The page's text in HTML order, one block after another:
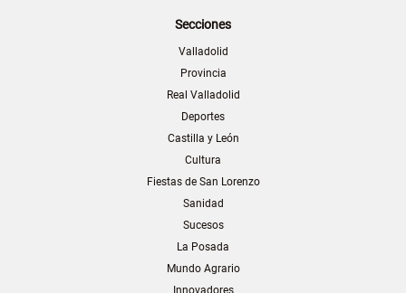
Secciones
Valladolid
Provincia
Real Valladolid
Deportes
Castilla y León
Cultura
Fiestas de San Lorenzo
Sanidad
Sucesos
La Posada
Mundo Agrario
Innovadores